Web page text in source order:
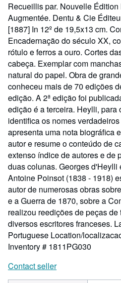
Recueillis par. Nouvelle
Augmentée. Dentu & Cie
[1887] In 12º de 19,5x13 cm.
Encadernação do século XX,
rótulo e ferros a ouro. Cortes
cabeça. Exemplar com
natural do papel. Obra de
conheceu mais de 70 edições
edição. A 2ª edição foi
edição é a terceira. Heylli, para
identifica os nomes
apresenta uma nota biográfica
autor e resume o conteúdo de
extenso índice de autores e de
duas colunas. Georges
Antoine Poinsot (1838 - 1918)
autor de numerosas obras
e a Guerra de 1870, sobre a
realizou reedições de peças
diversos escritores franceses.
Portuguese Location/
Inventory # 1811PG030
Contact seller